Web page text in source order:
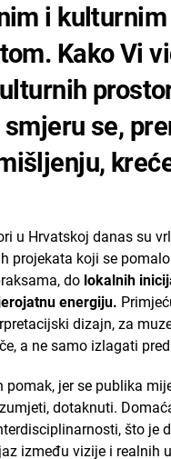
i kulturnim
Kako Vi
se,
u Hrvatskoj danas su
projekata koji se
do lokalnih
energiju.
dizajn, za
a ne samo izlagati
pomak, jer se publika
dotaknuti.
što je
između vizije i realnih